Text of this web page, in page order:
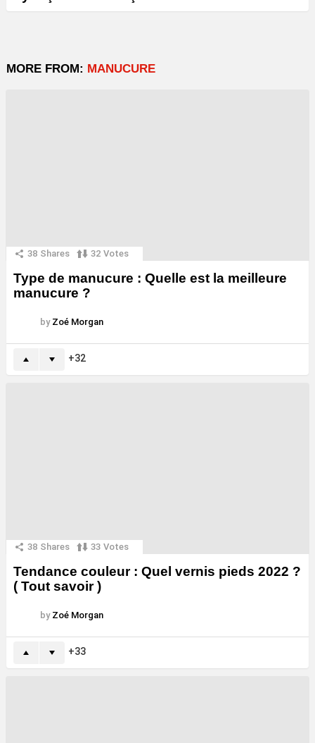
MORE FROM: MANUCURE
38 Shares 32 Votes
Type de manucure : Quelle est la meilleure
manucure ?
by Zoé Morgan
32
38 Shares 33 Votes
Tendance couleur : Quel vernis pieds 2022 ?
( Tout savoir )
by Zoé Morgan
33